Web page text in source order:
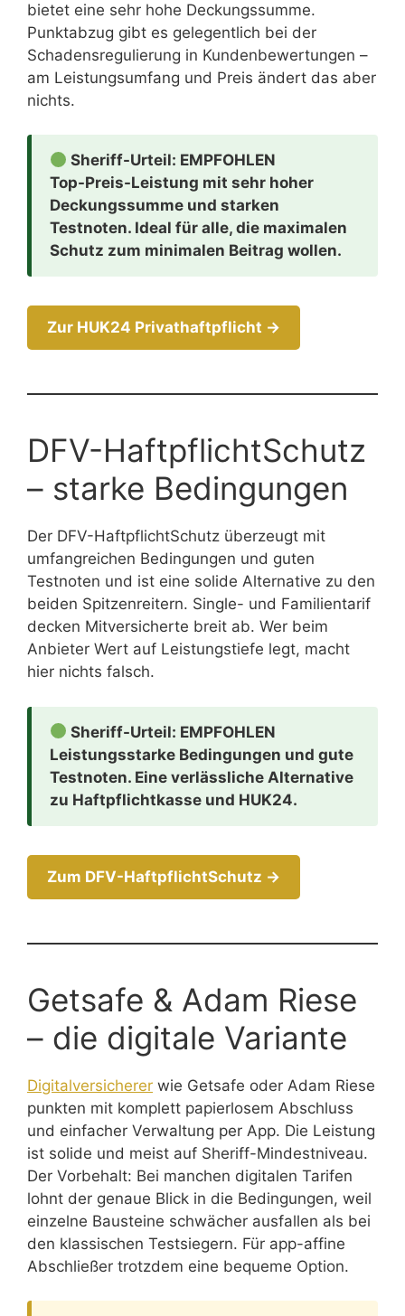
bietet eine sehr hohe Deckungssumme.
Punktabzug gibt es gelegentlich bei der
Schadensregulierung in Kundenbewertungen –
am Leistungsumfang und Preis ändert das aber
nichts.
Sheriff-Urteil: EMPFOHLEN
Top-Preis-Leistung mit sehr hoher
Deckungssumme und starken
Testnoten. Ideal für alle, die maximalen
Schutz zum minimalen Beitrag wollen.
Zur HUK24 Privathaftpflicht →
DFV-HaftpflichtSchutz
– starke Bedingungen
Der DFV-HaftpflichtSchutz überzeugt mit
umfangreichen Bedingungen und guten
Testnoten und ist eine solide Alternative zu den
beiden Spitzenreitern. Single- und Familientarif
decken Mitversicherte breit ab. Wer beim
Anbieter Wert auf Leistungstiefe legt, macht
hier nichts falsch.
Sheriff-Urteil: EMPFOHLEN
Leistungsstarke Bedingungen und gute
Testnoten. Eine verlässliche Alternative
zu Haftpflichtkasse und HUK24.
Zum DFV-HaftpflichtSchutz →
Getsafe & Adam Riese
– die digitale Variante
Digitalversicherer wie Getsafe oder Adam Riese
punkten mit komplett papierlosem Abschluss
und einfacher Verwaltung per App. Die Leistung
ist solide und meist auf Sheriff-Mindestniveau.
Der Vorbehalt: Bei manchen digitalen Tarifen
lohnt der genaue Blick in die Bedingungen, weil
einzelne Bausteine schwächer ausfallen als bei
den klassischen Testsiegern. Für app-affine
Abschließer trotzdem eine bequeme Option.